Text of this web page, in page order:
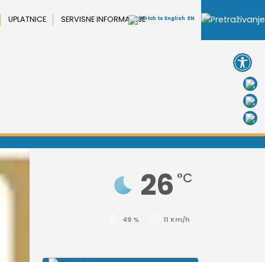
UPLATNICE SERVISNE INFORMACIJE EN
26 °C
49 % 11 Km/h